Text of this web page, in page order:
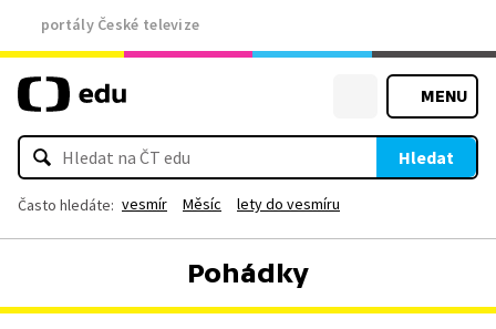
portály České televize
MENU
Hledat
Často hledáte: vesmír Měsíc lety do vesmíru
Pohádky